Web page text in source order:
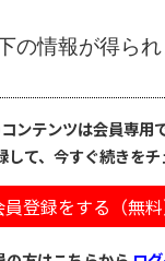
の情報が得ら
ンテンツは会員専用で
して、今すぐ続きをチ
員登録をする（無料